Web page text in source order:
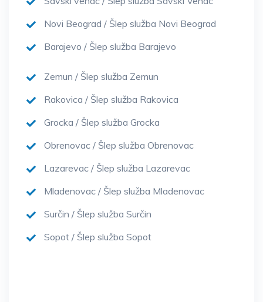
Novi Beograd / Šlep služba Novi Beograd
Barajevo / Šlep služba Barajevo
Zemun / Šlep služba Zemun
Rakovica / Šlep služba Rakovica
Grocka / Šlep služba Grocka
Obrenovac / Šlep služba Obrenovac
Lazarevac / Šlep služba Lazarevac
Mladenovac / Šlep služba Mladenovac
Surčin / Šlep služba Surčin
Sopot / Šlep služba Sopot